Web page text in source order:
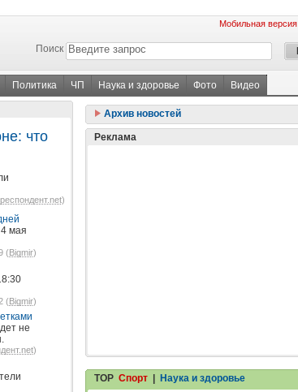
Мобильная версия
Поиск
Политика ЧП Наука и здоровье Фото Видео
что
)
мая
(Bigmir)
(Bigmir)
не
)
Архив новостей
Реклама
TOP Спорт
Наука и здоровье